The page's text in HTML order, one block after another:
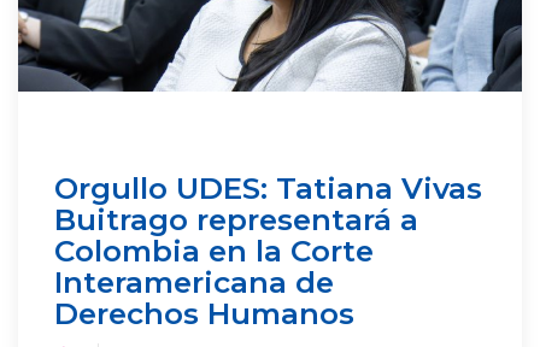
Orgullo UDES: Tatiana Vivas
Buitrago representará a
Colombia en la Corte
Interamericana de
Derechos Humanos